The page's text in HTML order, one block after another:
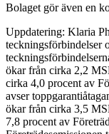
Bolaget gör även en
Uppdatering: Klaria
teckningsförbindelser
ökar från cirka 2,2
cirka 4,0 procent av
avser
ökar från cirka 3,5
7,8 procent av